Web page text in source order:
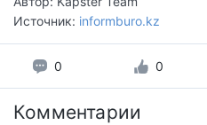
Источник: informburo.kz
0 0
Комментарии